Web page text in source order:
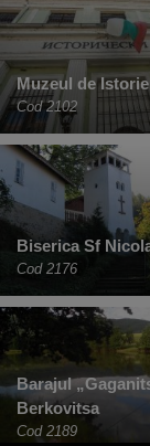
Muzeul de
Cod 2102
Biserica Sf
Cod 2176
Barajul
Berkovitsa
Cod 2189